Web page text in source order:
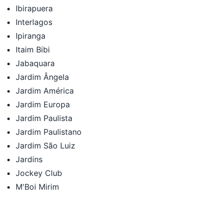
Ibirapuera
Interlagos
Ipiranga
Itaim Bibi
Jabaquara
Jardim Ângela
Jardim América
Jardim Europa
Jardim Paulista
Jardim Paulistano
Jardim São Luiz
Jardins
Jockey Club
M'Boi Mirim